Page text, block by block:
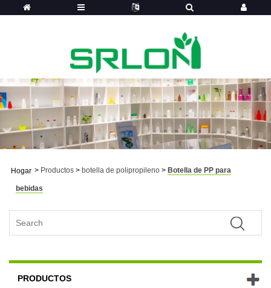
Hogar > Productos > botella de polipropileno > Botella de PP para
bebidas
PRODUCTOS